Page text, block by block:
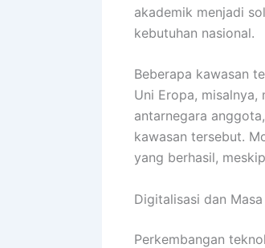
akademik menjadi
kebutuhan nasional.
Beberapa kawasan
Uni Eropa,
antarnegara
kawasan tersebut.
yang berhasil,
Digitalisasi dan
Perkembangan